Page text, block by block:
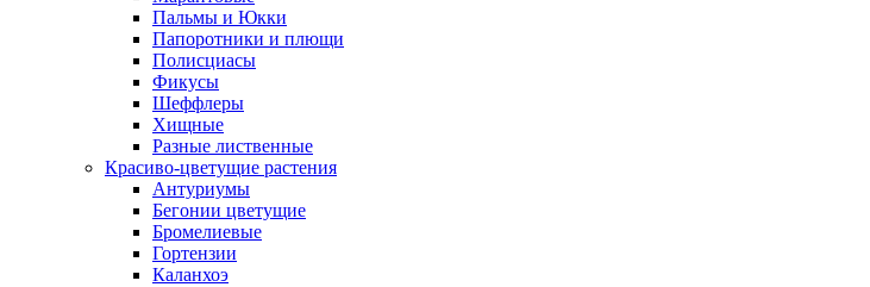
Пальмы и Юкки
Папоротники и плющи
Полисциасы
Фикусы
Шеффлеры
Хищные
Разные лиственные
Красиво-цветущие растения
Антуриумы
Бегонии цветущие
Бромелиевые
Гортензии
Каланхоэ